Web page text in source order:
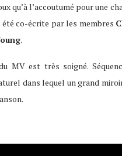
qu’à l’accoutumé pour une
co-écrite par les membres
.
MV est très soigné.
dans lequel un grand